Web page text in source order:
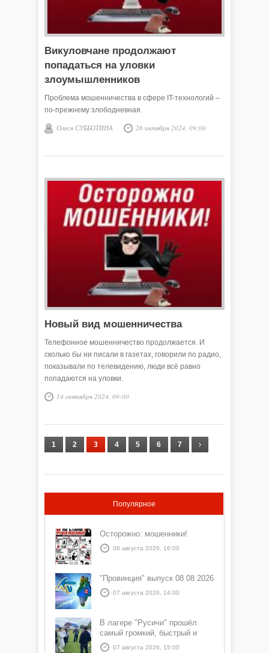
Викуловчане продолжают
попадаться на уловки
злоумышленников
Проблема мошенничества в сфере IT-технологий –
по-прежнему злободневная.
Олеся СУББОТИНА 26 октября 2024, 09:00
Новый вид мошенничества
Телефонное мошенничество продолжается. И
сколько бы ни писали в газетах, говорили по радио,
показывали по телевидению, люди всё равно
попадаются на уловки.
14 сентября 2024, 09:00
1 2 3 4 5 6 7
Популярное
Осторожно: мошенники!
06 августа 2026, 16:00
"Провинция" выпуск 08 08 2026
07 августа 2026, 14:00
В лагере "Русичи" прошёл
самый громкий, быстрый и
азартный час дня — Спортчас
07 августа 2026, 15:00